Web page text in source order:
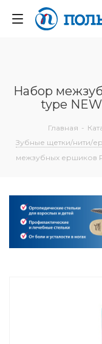
Набор
type
Главная -
Зубные щетки/нити/
межзубных ершиков